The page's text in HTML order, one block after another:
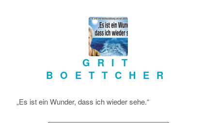
GRIT
BOETTCHER
„Es ist ein Wunder, dass ich wieder sehe.“